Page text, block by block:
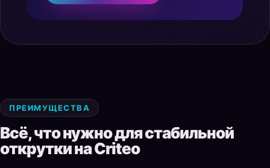
ПРЕИМУЩЕСТВА
Всё, что нужно для стабильной
открутки на Criteo